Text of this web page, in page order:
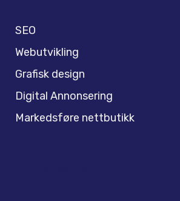
SEO
Webutvikling
Grafisk design
Digital Annonsering
Markedsføre nettbutikk